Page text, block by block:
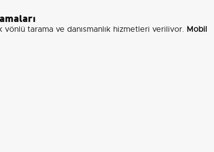
tarama ve danışmanlık hizmetleri veriliyor. Mobil